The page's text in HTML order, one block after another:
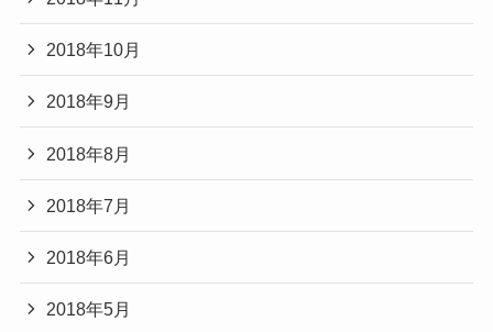
2018年10月
2018年9月
2018年8月
2018年7月
2018年6月
2018年5月